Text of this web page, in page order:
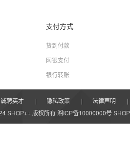
支付方式
货到付款
网银支付
银行转账
诚聘英才 | 隐私政策 | 法律声明 |
SHOP++ 版权所有 湘ICP备10000000号